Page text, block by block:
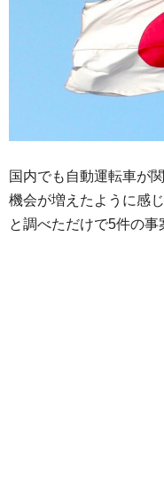
国内でも自動運転車が
機会が増えたように感
と調べただけで5件の事